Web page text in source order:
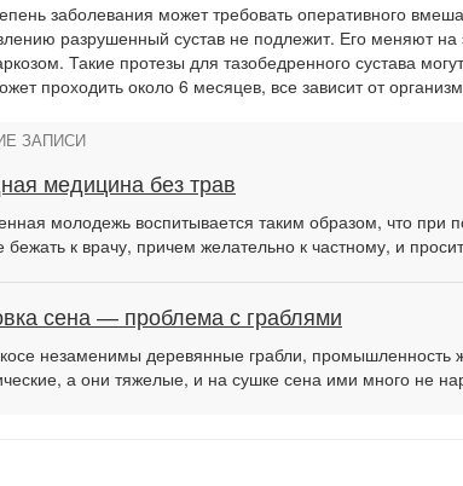
заболевания может требовать оперативного
разрушенный сустав не подлежит. Его меняют
Такие протезы для тазобедренного сустава
проходить около 6 месяцев, все зависит от
ЗАПИСИ
медицина без трав
молодежь воспитывается таким образом, что при
бежать к врачу, причем желательно к частному, и
сена — проблема с граблями
незаменимы деревянные грабли, промышленность
а они тяжелые, и на сушке сена ими много не